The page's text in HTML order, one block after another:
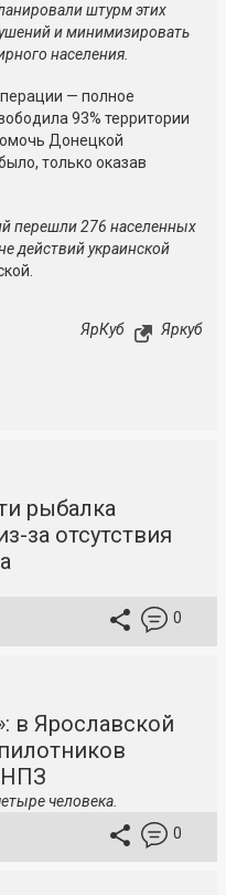
штурм этих
и минимизировать
населения.
— полное
93% территории
Донецкой
только оказав
перешли 276 населенных
действий украинской
ЯрКуб Яркуб
рыбалка
за отсутствия
0
в Ярославской
НПЗ
человека.
0